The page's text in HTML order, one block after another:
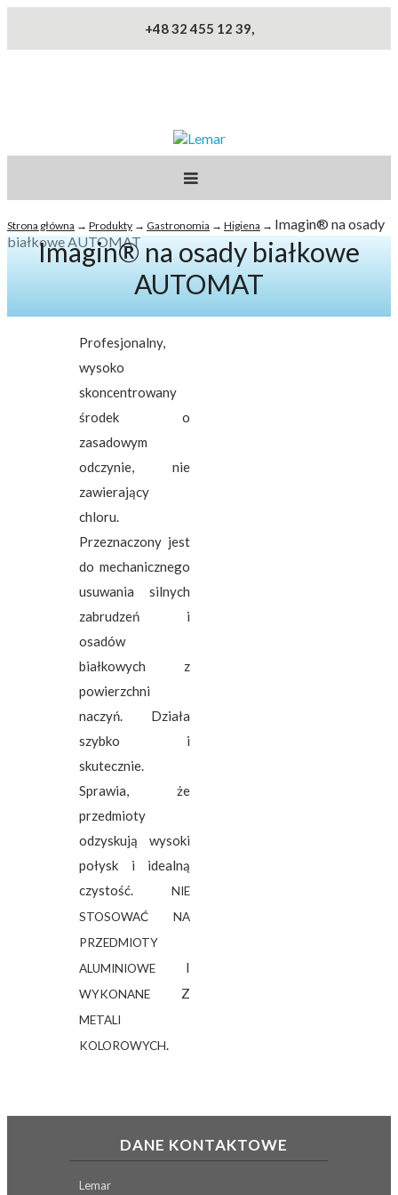
Przejdź do treści
+48 32 455 12 39,
PROJEKT
PRODUKTY
REALIZACJA
Jesteś tutaj
Strona główna → Produkty → Gastronomia → Higiena → Imagin® na osady
białkowe AUTOMAT
Imagin® na osady białkowe
AUTOMAT
Profesjonalny,
wysoko
skoncentrowany
środek o
zasadowym
odczynie, nie
zawierający
chloru.
Przeznaczony jest
do mechanicznego
usuwania silnych
zabrudzeń i
osadów
białkowych z
powierzchni
naczyń. Działa
szybko i
skutecznie.
Sprawia, że
przedmioty
odzyskują wysoki
połysk i idealną
czystość. NIE
STOSOWAĆ
NA
PRZEDMIOTY
ALUMINIOWE I
WYKONANE Z
METALI
KOLOROWYCH.
DANE KONTAKTOWE
Lemar